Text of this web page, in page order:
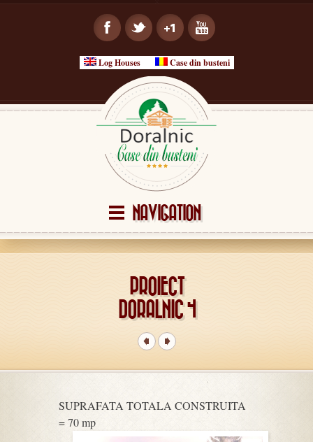
Log Houses Case din busteni
NAVIGATION
PROIECT
DORALNIC 4
SUPRAFATA TOTALA CONSTRUITA
= 70 mp